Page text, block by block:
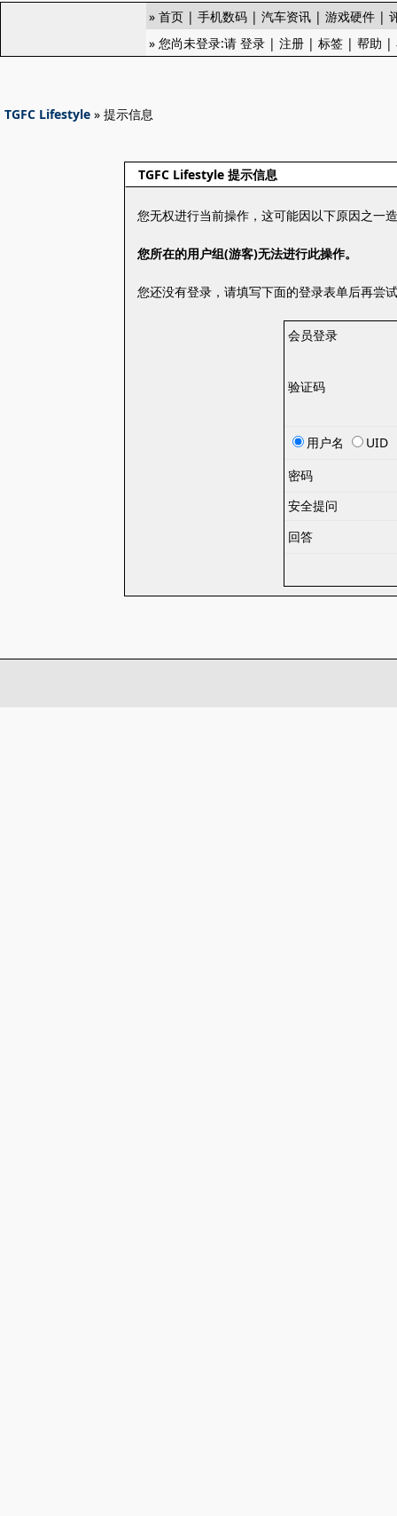
» 首页 | 手机数码 | 汽车资讯 | 游戏硬件 |
» 您尚未登录:请 登录 | 注册 | 标签 | 帮助 |
TGFC Lifestyle » 提示信息
TGFC Lifestyle 提示信息
您无权进行当前操作，这可能因以下原因之一
您所在的用户组(游客)无法进行此操作。
您还没有登录，请填写下面的登录表单后再尝
会员登录
验证码
用户名
UID
密码
安全提问
回答